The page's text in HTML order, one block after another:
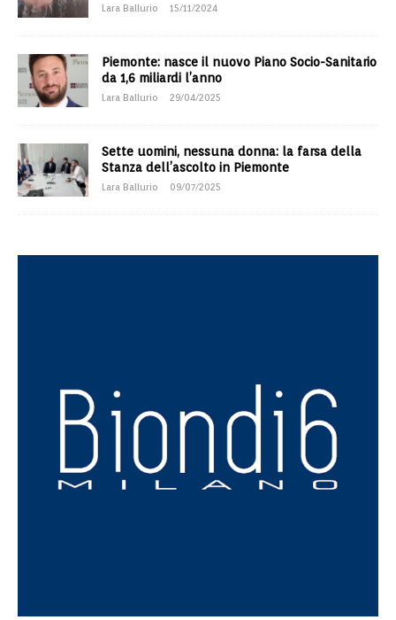
Lara Ballurio 15/11/2024
Piemonte: nasce il nuovo Piano Socio-Sanitario
da 1,6 miliardi l’anno
Lara Ballurio 29/04/2025
Sette uomini, nessuna donna: la farsa della
Stanza dell’ascolto in Piemonte
Lara Ballurio 09/07/2025